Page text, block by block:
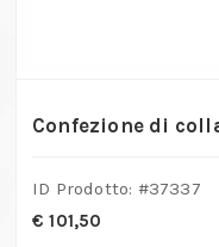
Confezione di
ID Prodotto: #37337
€ 101,50